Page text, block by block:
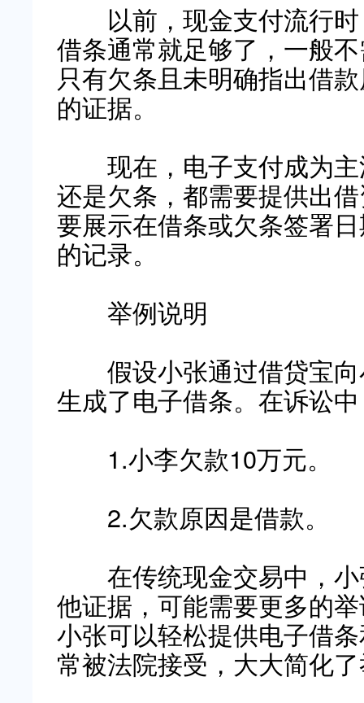
以前，现金支付流行时
借条通常就足够了，一般
只有欠条且未明确指出借
的证据。
现在，电子支付成为主
还是欠条，都需要提供出
要展示在借条或欠条签署
的记录。
举例说明
假设小张通过借贷宝向
生成了电子借条。在诉讼
1.小李欠款10万元。
2.欠款原因是借款。
在传统现金交易中，小
他证据，可能需要更多的
小张可以轻松提供电子借
常被法院接受，大大简化